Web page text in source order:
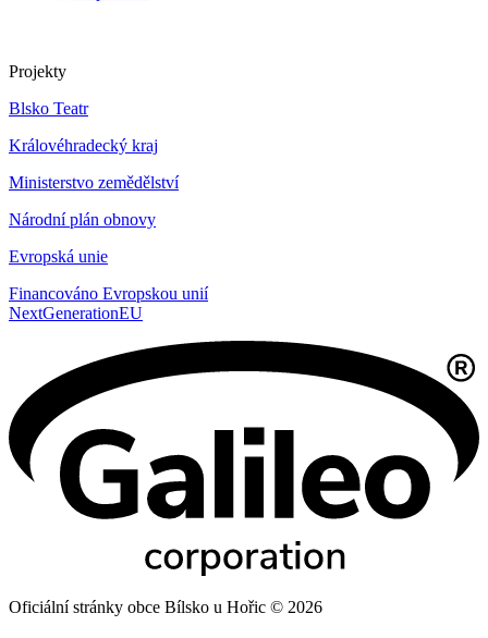
Projekty
Blsko Teatr
Královéhradecký kraj
Ministerstvo zemědělství
Národní plán obnovy
Evropská unie
Financováno Evropskou unií
NextGenerationEU
Oficiální stránky obce Bílsko u Hořic © 2026